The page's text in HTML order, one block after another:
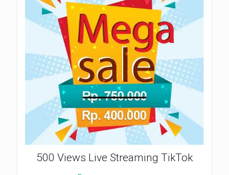
500 Views Live Streaming TikTok